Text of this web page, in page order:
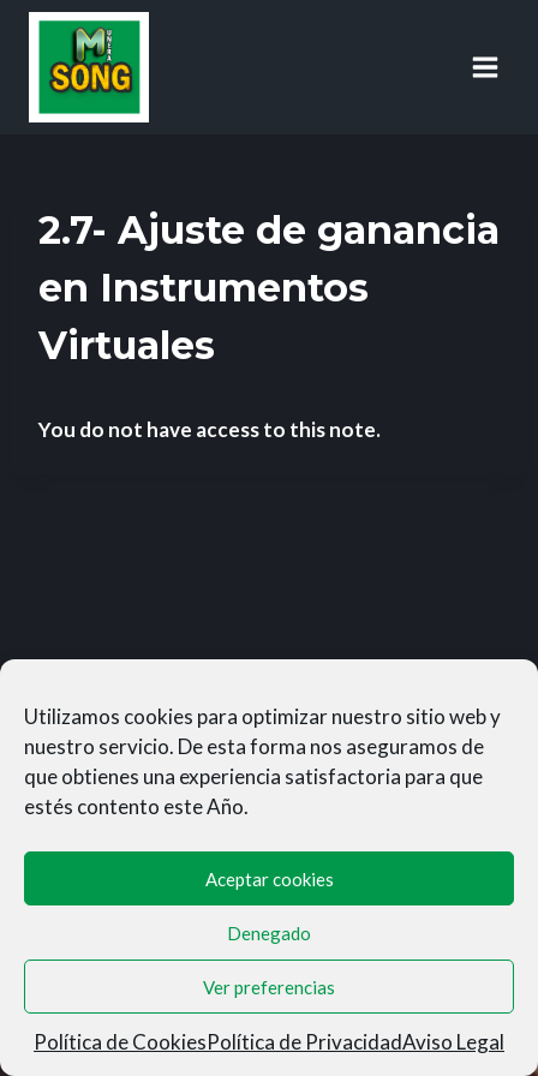
Utilizamos cookies para optimizar nuestro sitio web y
nuestro servicio. De esta forma nos aseguramos de
que obtienes una experiencia satisfactoria para que
estés contento este Año.
Aceptar cookies
Denegado
Ver preferencias
Política de CookiesPolítica de PrivacidadAviso Legal
2.7- Ajuste de ganancia
en Instrumentos
Virtuales
You do not have access to this note.
MUNERASONG®- © 2026
Aviso Legal|Privacidad|Condiciones de Venta|
Cookies